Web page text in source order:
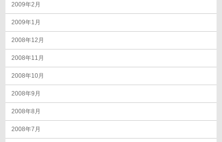
2009年2月
2009年1月
2008年12月
2008年11月
2008年10月
2008年9月
2008年8月
2008年7月